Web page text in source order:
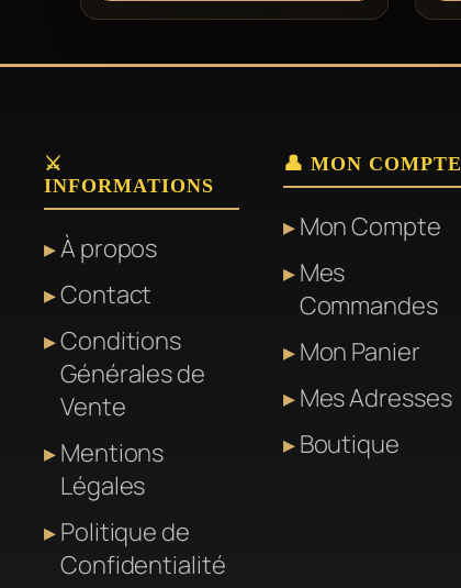
⚔️
INFORMATIONS
À propos
Contact
Conditions
Générales de
Vente
Mentions
Légales
Politique de
Confidentialité
👤 MON COMPTE
Mon Compte
Mes
Commandes
Mon Panier
Mes Adresses
Boutique